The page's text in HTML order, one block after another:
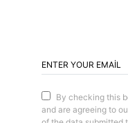
By checking this
and are agreeing to